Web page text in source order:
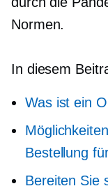
Normen.
In diesem
Was ist ein
Bestellung
Bereiten Sie